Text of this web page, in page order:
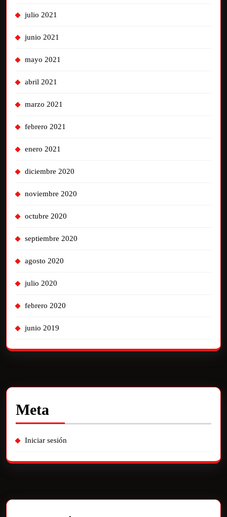
julio 2021
junio 2021
mayo 2021
abril 2021
marzo 2021
febrero 2021
enero 2021
diciembre 2020
noviembre 2020
octubre 2020
septiembre 2020
agosto 2020
julio 2020
febrero 2020
junio 2019
Meta
Iniciar sesión